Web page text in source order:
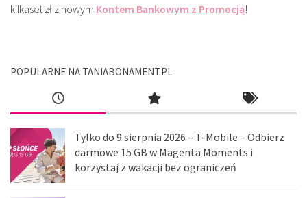
kilkaset zł z nowym Kontem Bankowym z Promocją!
POPULARNE NA TANIABONAMENT.PL
Tylko do 9 sierpnia 2026 – T-Mobile – Odbierz
darmowe 15 GB w Magenta Moments i
korzystaj z wakacji bez ograniczeń